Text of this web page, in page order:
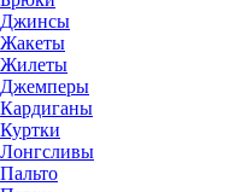
Джинсы
Жакеты
Жилеты
Джемперы
Кардиганы
Куртки
Лонгсливы
Пальто